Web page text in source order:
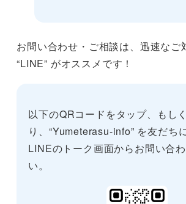
お問い合わせ・ご相談は、迅速なご
“LINE” がオススメです！
以下のQRコードをタップ、もし
り、“Yumeterasu-info” を友だち
LINEのトーク画面からお問い合
い。